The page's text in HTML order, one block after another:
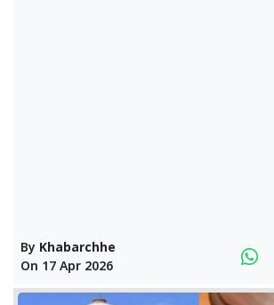
By Khabarchhe
On 17 Apr 2026